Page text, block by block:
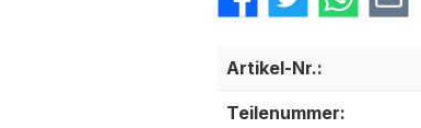
Artikel-Nr.:
Teilenummer: